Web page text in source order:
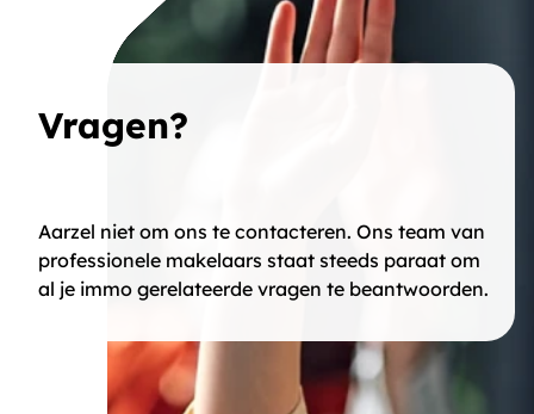
Vragen?
Aarzel niet om ons te contacteren. Ons team van
professionele makelaars staat steeds paraat om
al je immo gerelateerde vragen te beantwoorden.